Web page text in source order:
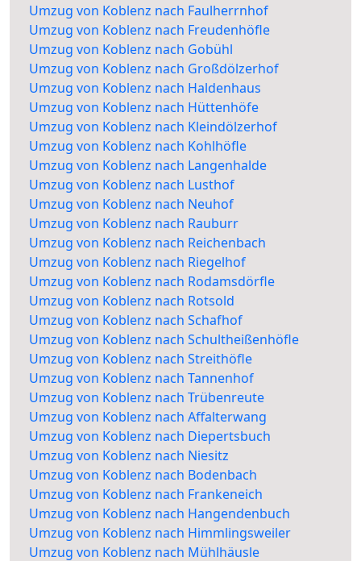
Umzug von Koblenz nach Faulherrnhof
Umzug von Koblenz nach Freudenhöfle
Umzug von Koblenz nach Gobühl
Umzug von Koblenz nach Großdölzerhof
Umzug von Koblenz nach Haldenhaus
Umzug von Koblenz nach Hüttenhöfe
Umzug von Koblenz nach Kleindölzerhof
Umzug von Koblenz nach Kohlhöfle
Umzug von Koblenz nach Langenhalde
Umzug von Koblenz nach Lusthof
Umzug von Koblenz nach Neuhof
Umzug von Koblenz nach Rauburr
Umzug von Koblenz nach Reichenbach
Umzug von Koblenz nach Riegelhof
Umzug von Koblenz nach Rodamsdörfle
Umzug von Koblenz nach Rotsold
Umzug von Koblenz nach Schafhof
Umzug von Koblenz nach Schultheißenhöfle
Umzug von Koblenz nach Streithöfle
Umzug von Koblenz nach Tannenhof
Umzug von Koblenz nach Trübenreute
Umzug von Koblenz nach Affalterwang
Umzug von Koblenz nach Diepertsbuch
Umzug von Koblenz nach Niesitz
Umzug von Koblenz nach Bodenbach
Umzug von Koblenz nach Frankeneich
Umzug von Koblenz nach Hangendenbuch
Umzug von Koblenz nach Himmlingsweiler
Umzug von Koblenz nach Mühlhäusle